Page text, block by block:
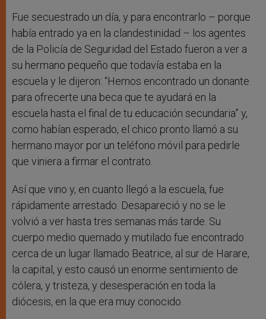
Fue secuestrado un día, y para encontrarlo – porque
había entrado ya en la clandestinidad – los agentes
de la Policía de Seguridad del Estado fueron a ver a
su hermano pequeño que todavía estaba en la
escuela y le dijeron: “Hemos encontrado un donante
para ofrecerte una beca que te ayudará en la
escuela hasta el final de tu educación secundaria” y,
como habían esperado, el chico pronto llamó a su
hermano mayor por un teléfono móvil para pedirle
que viniera a firmar el contrato.
Así que vino y, en cuanto llegó a la escuela, fue
rápidamente arrestado. Desapareció y no se le
volvió a ver hasta tres semanas más tarde. Su
cuerpo medio quemado y mutilado fue encontrado
cerca de un lugar llamado Beatrice, al sur de Harare,
la capital, y esto causó un enorme sentimiento de
cólera, y tristeza, y desesperación en toda la
diócesis, en la que era muy conocido.